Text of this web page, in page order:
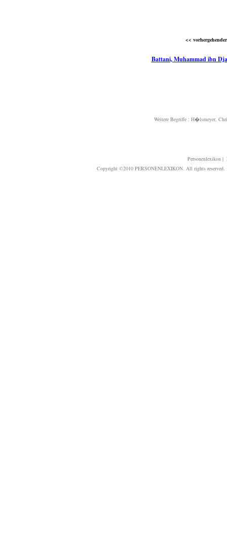
<<
Battani, Muhammad ibn
Weitere Begriffe : H�lsmeyer,
Personenlexikon|
Copyright ©2010 PERSONENLEXIKON. All rights